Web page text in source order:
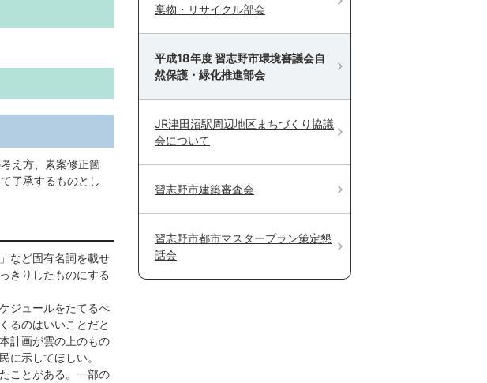
え方、素案修正箇
了承するものとし
など固有名詞を載せ
きりしたものにする
ジュールをたてるべ
るのはいいことだと
計画が雲の上のもの
に示してほしい。
ことがある。一部の
棄物・リサイクル部会
平成18年度 習志野市環境審議会自
然保護・緑化推進部会
JR津田沼駅周辺地区まちづくり協議
会について
習志野市建築審査会
習志野市都市マスタープラン策定懇
話会